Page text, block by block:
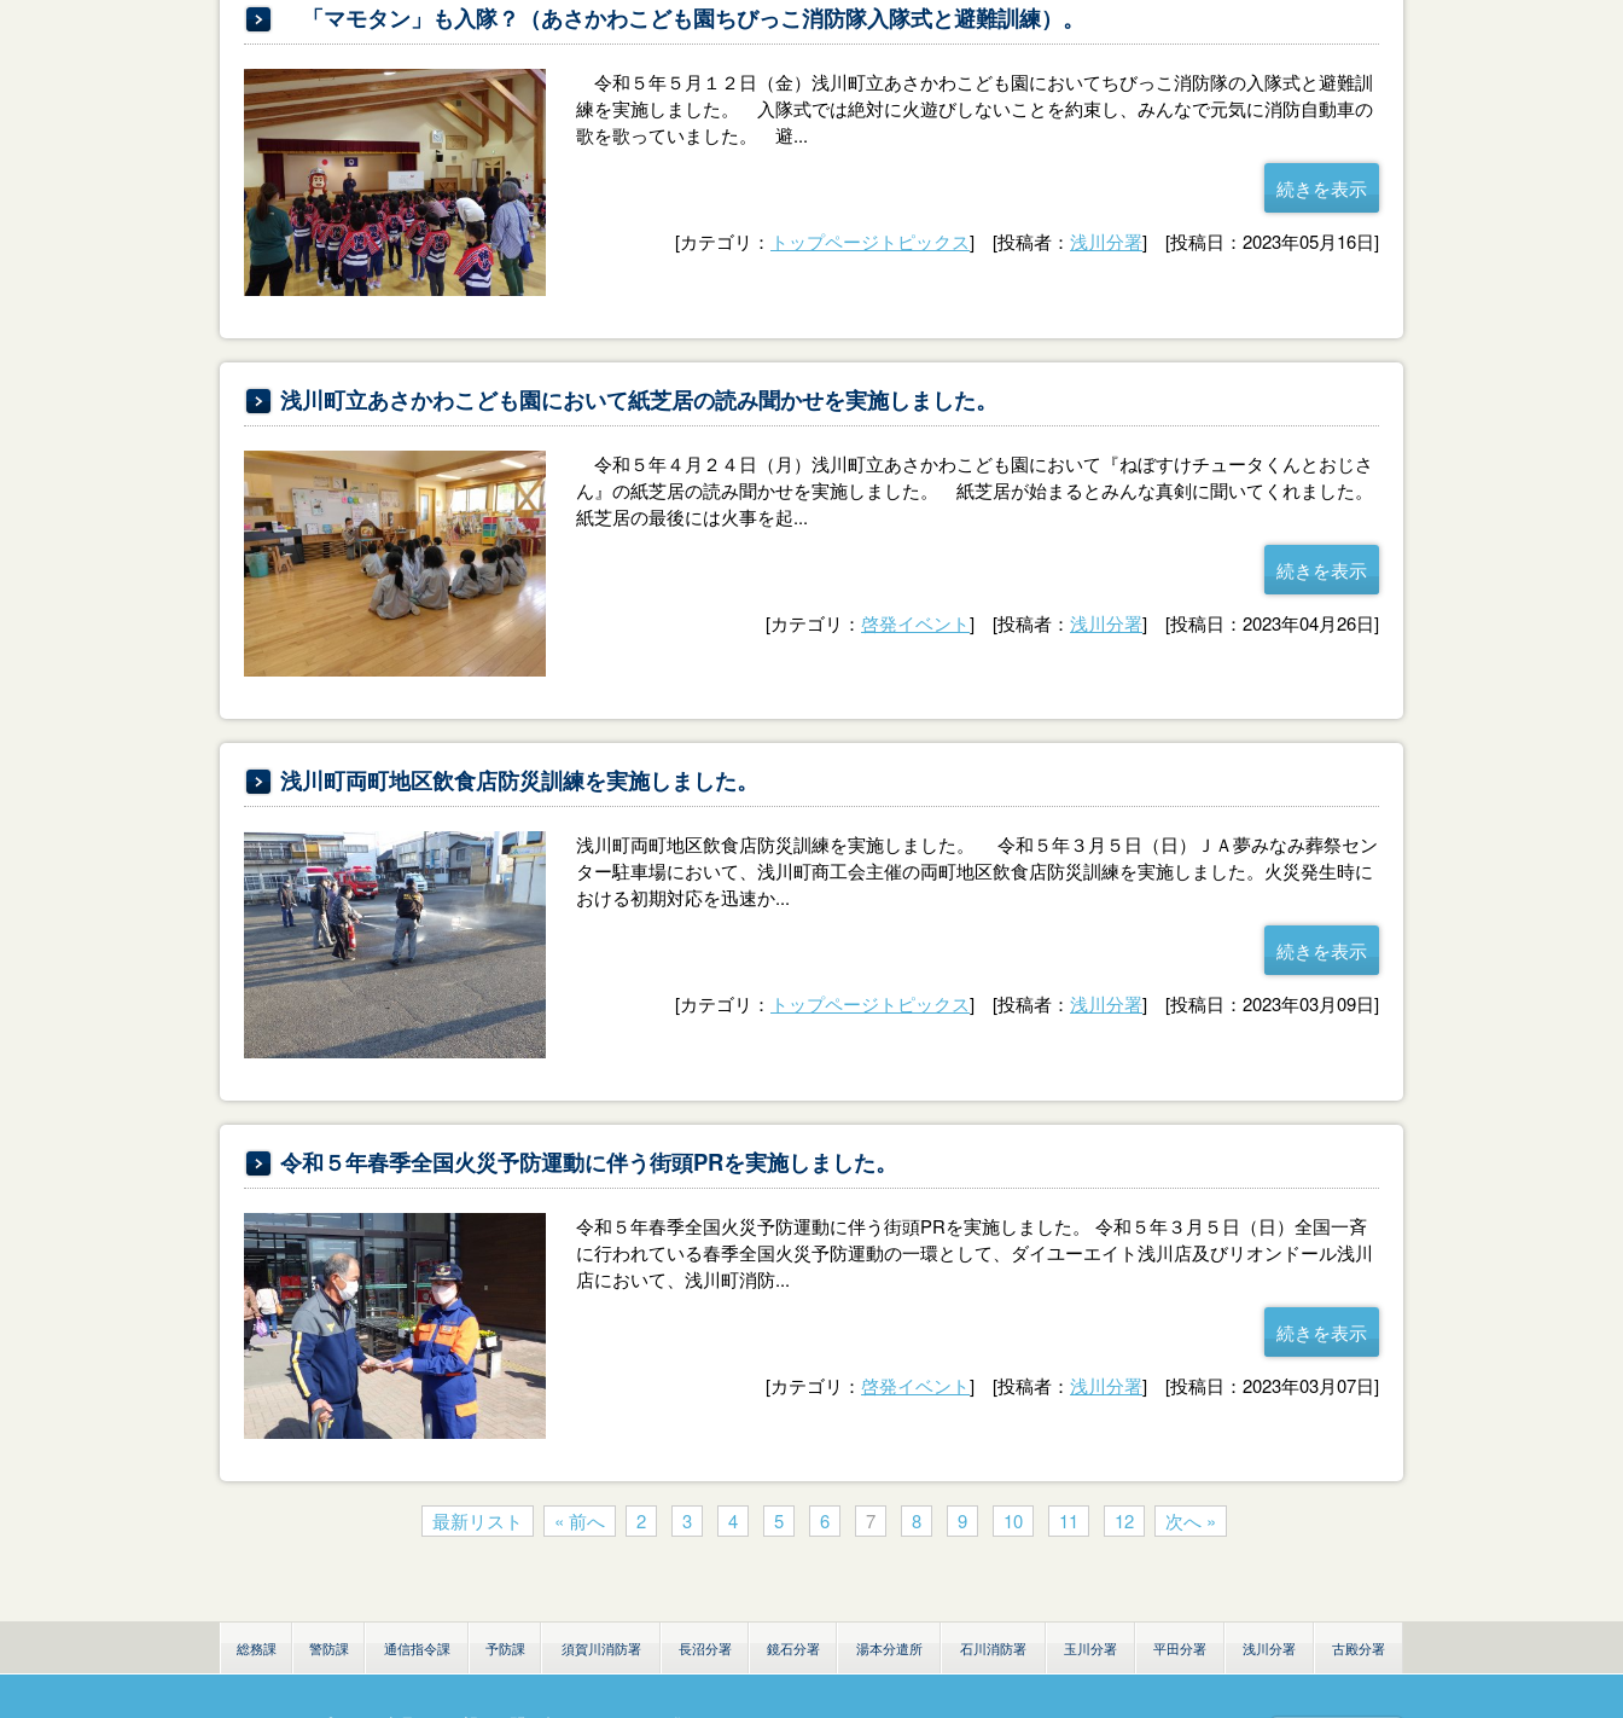
「マモタン」も入隊？（あさかわこども園ちびっこ消防隊入隊式と避難訓練）。
令和５年５月１２日（金）浅川町立あさかわこども園においてちびっこ消防隊の入隊式と避難訓
練を実施しました。 入隊式では絶対に火遊びしないことを約束し、みんなで元気に消防自動車の
歌を歌っていました。 避...
続きを表示
[カテゴリ： トップページトピックス] [投稿者： 浅川分署] [投稿日：2023年05月16日]
浅川町立あさかわこども園において紙芝居の読み聞かせを実施しました。
令和５年４月２４日（月）浅川町立あさかわこども園において『ねぼすけチュータくんとおじさ
ん』の紙芝居の読み聞かせを実施しました。 紙芝居が始まるとみんな真剣に聞いてくれました。
紙芝居の最後には火事を起...
続きを表示
[カテゴリ： 啓発イベント] [投稿者： 浅川分署] [投稿日：2023年04月26日]
浅川町両町地区飲食店防災訓練を実施しました。
浅川町両町地区飲食店防災訓練を実施しました。 令和５年３月５日（日）ＪＡ夢みなみ葬祭セン
ター駐車場において、浅川町商工会主催の両町地区飲食店防災訓練を実施しました。火災発生時に
おける初期対応を迅速か...
続きを表示
[カテゴリ： トップページトピックス] [投稿者： 浅川分署] [投稿日：2023年03月09日]
令和５年春季全国火災予防運動に伴う街頭PRを実施しました。
令和５年春季全国火災予防運動に伴う街頭PRを実施しました。 令和５年３月５日（日）全国一斉
に行われている春季全国火災予防運動の一環として、ダイユーエイト浅川店及びリオンドール浅川
店において、浅川町消防...
続きを表示
[カテゴリ： 啓発イベント] [投稿者： 浅川分署] [投稿日：2023年03月07日]
最新リスト « 前へ 2 3 4 5 6 7 8 9 10 11 12 次へ »
総務課 警防課 通信指令課 予防課 須賀川消防署 長沼分署 鏡石分署 湯本分遣所 石川消防署 玉川分署 平田分署 浅川分署 古殿分署